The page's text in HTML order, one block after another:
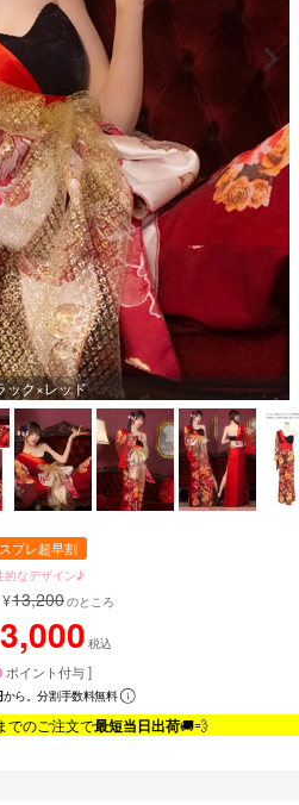
ック×レッド
プレ超早割
的なデザイン♪
¥13,200のところ
税込
ポイント付与 ]
から。分割手数料無料
でのご注文で最短当日出荷🚚💨